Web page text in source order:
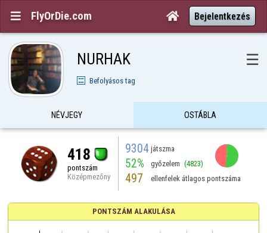
 FlyOrDie.com  Bejelentkezés
NURHAK ☰
Befolyásos tag
NÉVJEGY OSTÁBLA
418
pontszám
Középmezőny
9304 játszma
52% győzelem (4823)
497 ellenfelek átlagos pontszáma
PONTSZÁM ALAKULÁSA